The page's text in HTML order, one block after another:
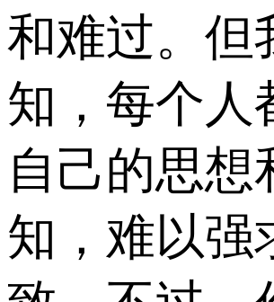
和难过。但
知，每个人
自己的思想
知，难以强